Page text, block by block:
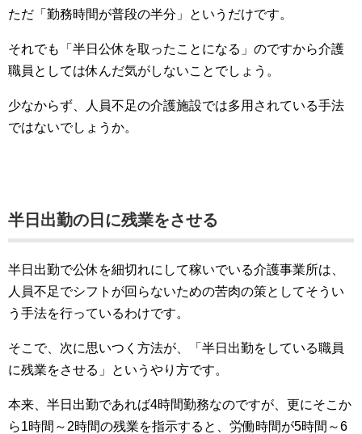
ただ「勤務時間が普段の半分」というだけです。
それでも「半日公休を取ったことになる」のですから介護
職員としては休んだ気がしないことでしょう。
少なからず、人員不足の介護施設では多用されている手法
ではないでしょうか。
半日出勤の日に残業をさせる
半日出勤で公休を細切れにして稼いでいる介護事業所は、
人員不足でシフトが回らないための苦肉の策としてそうい
う手法を行っているわけです。
そこで、次に思いつく方法が、「半日出勤をしている職員
に残業をさせる」というやり方です。
本来、半日出勤であれば4時間勤務なのですが、更にそこか
ら1時間～2時間の残業を指示すると、労働時間が5時間～6